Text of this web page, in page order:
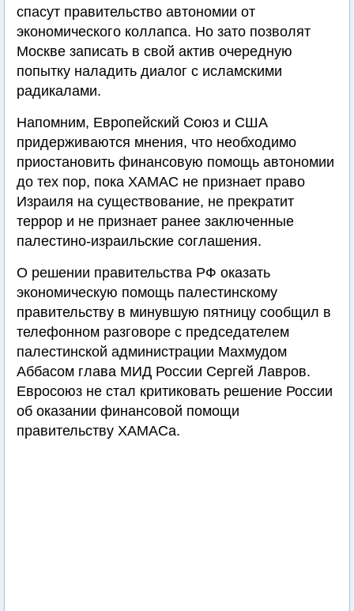
спасут правительство автономии от
экономического коллапса. Но зато позволят
Москве записать в свой актив очередную
попытку наладить диалог с исламскими
радикалами.
Напомним, Европейский Союз и США
придерживаются мнения, что необходимо
приостановить финансовую помощь автономии
до тех пор, пока ХАМАС не признает право
Израиля на существование, не прекратит
террор и не признает ранее заключенные
палестино-израильские соглашения.
О решении правительства РФ оказать
экономическую помощь палестинскому
правительству в минувшую пятницу сообщил в
телефонном разговоре с председателем
палестинской администрации Махмудом
Аббасом глава МИД России Сергей Лавров.
Евросоюз не стал критиковать решение России
об оказании финансовой помощи
правительству ХАМАСа.